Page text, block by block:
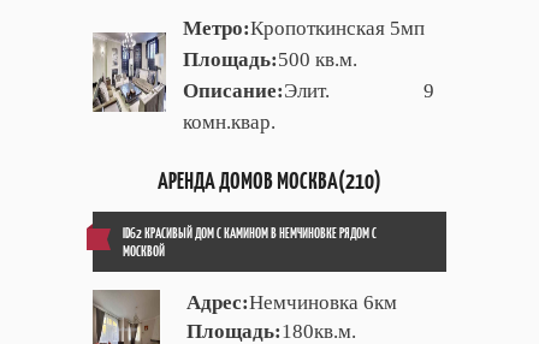
Метро:Кропоткинская 5мп
Площадь:500 кв.м.
Описание:Элит. 9
комн.квар.
АРЕНДА ДОМОВ МОСКВА(210)
ID62 КРАСИВЫЙ ДОМ С КАМИНОМ В НЕМЧИНОВКЕ РЯДОМ С
МОСКВОЙ
Адрес:Немчиновка 6км
Площадь:180кв.м.